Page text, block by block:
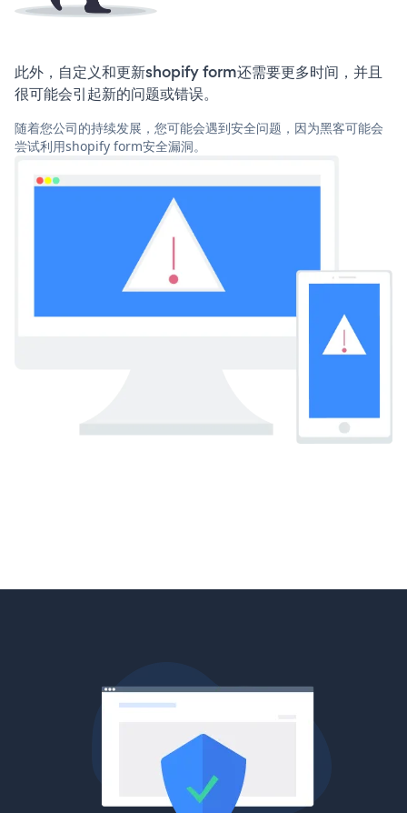
此外，自定义和更新shopify form还需要更多时间，并且
很可能会引起新的问题或错误。
随着您公司的持续发展，您可能会遇到安全问题，因为黑客可能会
尝试利用shopify form安全漏洞。